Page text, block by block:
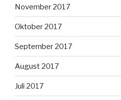
November 2017
Oktober 2017
September 2017
August 2017
Juli 2017